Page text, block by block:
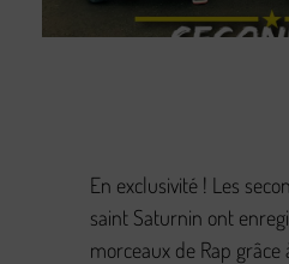
En exclusivité ! Les
saint Saturnin ont
morceaux de Rap grâce